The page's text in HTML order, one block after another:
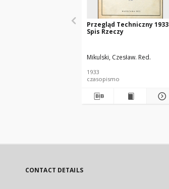
Przegląd Techniczny 1933
Spis Rzeczy
Mikulski, Czesław. Red.
1933
czasopismo
CONTACT DETAILS